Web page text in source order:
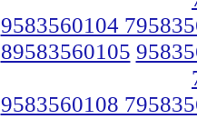
9583560104
89583560105
9583560108